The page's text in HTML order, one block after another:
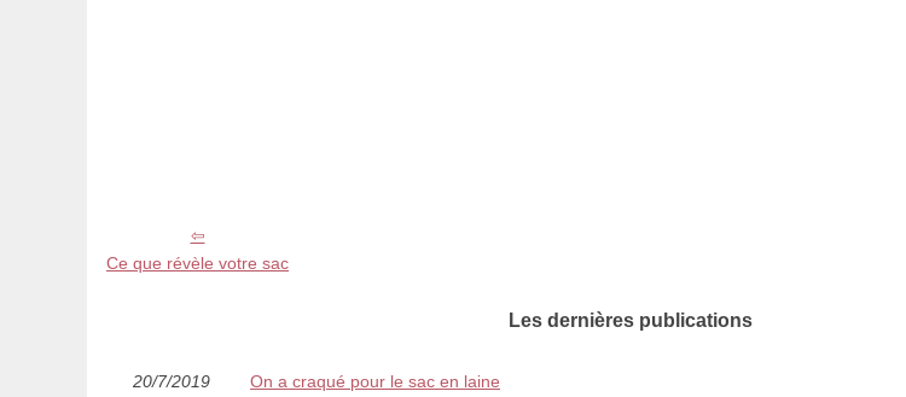
Ce que révèle votre sac
Les dernières publications
20/7/2019 On a craqué pour le sac en laine